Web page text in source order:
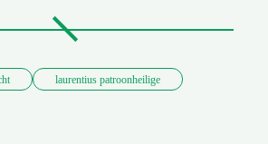
laurentius patroonheilige